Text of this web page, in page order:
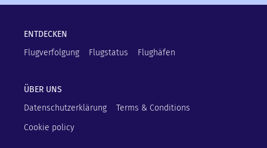
ENTDECKEN
Flugverfolgung
Flugstatus Flughäfen
ÜBER UNS
Datenschutzerklärung
Terms & Conditions
Cookie policy